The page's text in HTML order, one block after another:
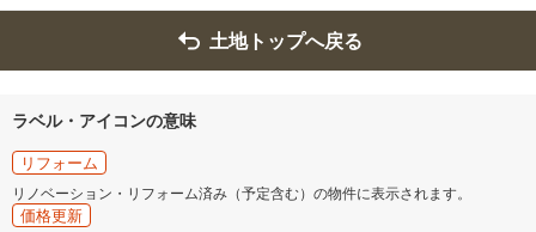
土地トップへ戻る
ラベル・アイコンの意味
リフォーム
リノベーション・リフォーム済み（予定含む）の物件に表示されます。
価格更新